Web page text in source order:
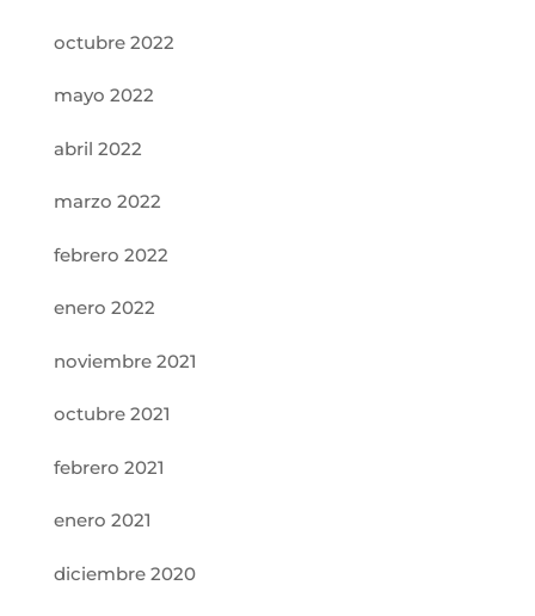
octubre 2022
mayo 2022
abril 2022
marzo 2022
febrero 2022
enero 2022
noviembre 2021
octubre 2021
febrero 2021
enero 2021
diciembre 2020